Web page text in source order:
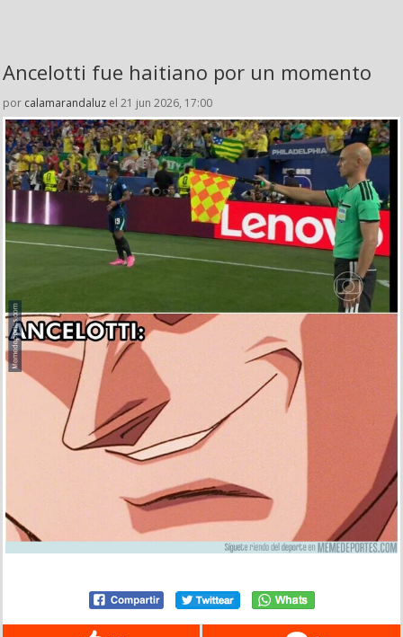
Ancelotti fue haitiano por un momento
por calamarandaluz el 21 jun 2026, 17:00